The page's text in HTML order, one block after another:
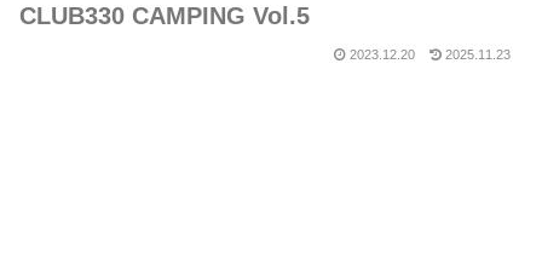
CLUB330 CAMPING Vol.5
2023.12.20 2025.11.23